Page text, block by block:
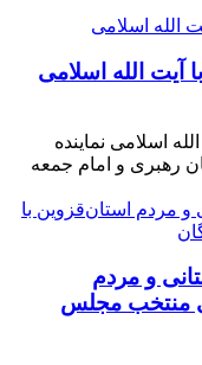
الله اسلامی
اسلامی نماینده
رهبری و امام جمعه
و مردم‌
منتخب مجلس‌